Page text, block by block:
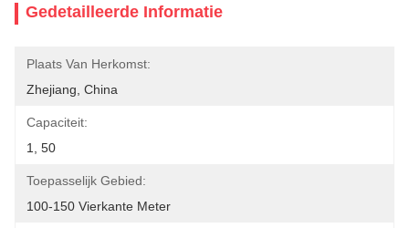
Gedetailleerde Informatie
Plaats Van Herkomst:
Zhejiang, China
Capaciteit:
1, 50
Toepasselijk Gebied:
100-150 Vierkante Meter